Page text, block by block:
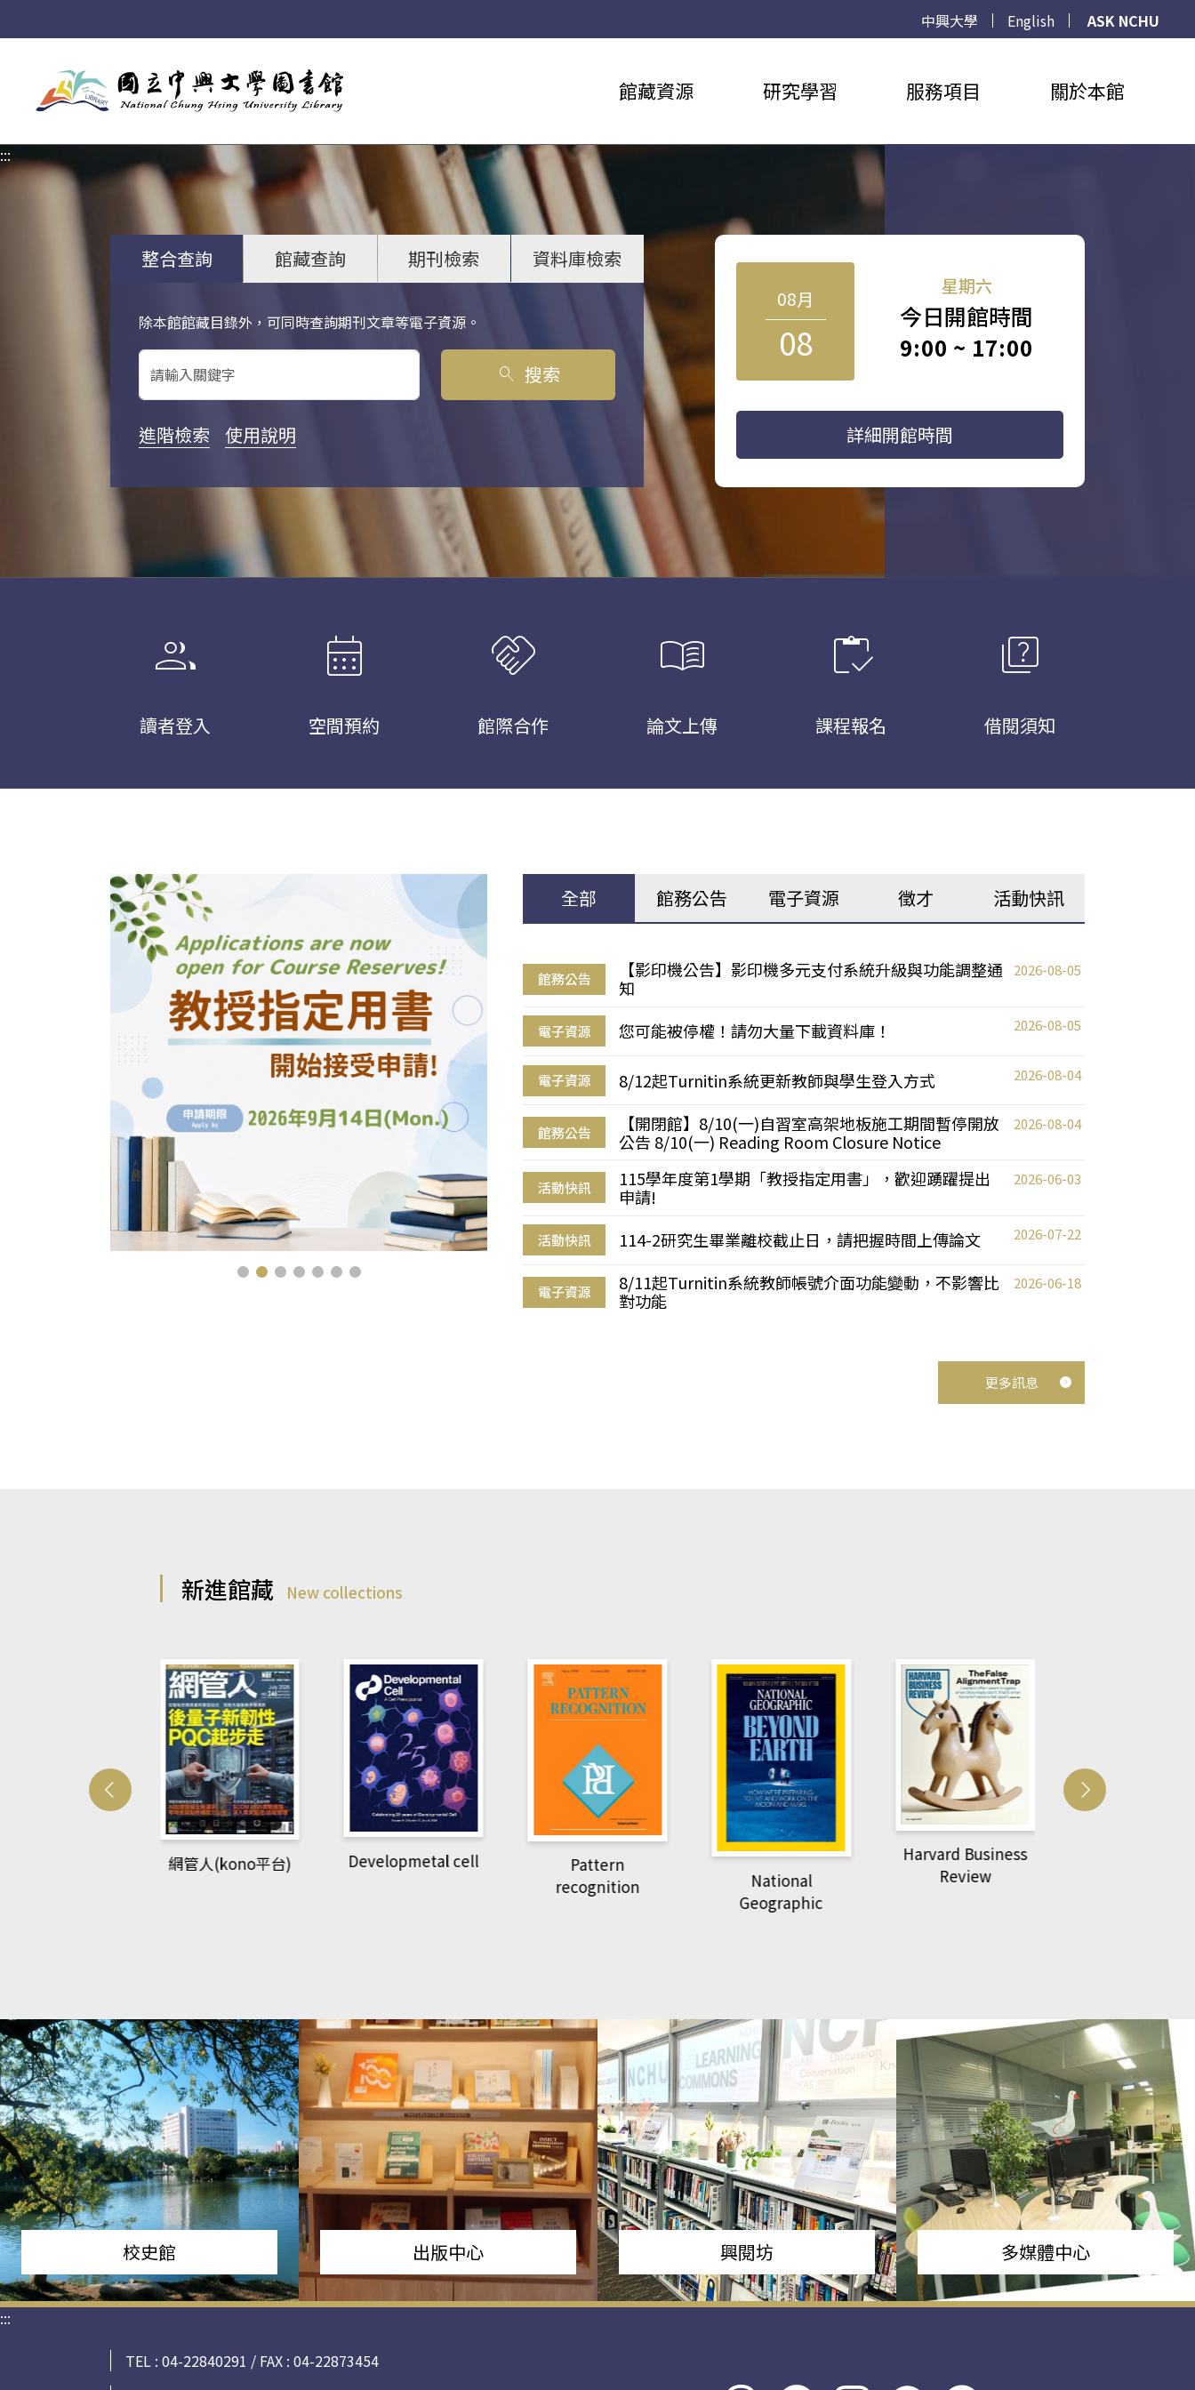
中興大學 English
ASK NCHU
館藏資源 研究學習 服務項目 關於本館
:::
整合查詢 館藏查詢 期刊檢索 資料庫檢索
除本館館藏目錄外，可同時查詢期刊文章等電子資源。
關鍵字搜尋
search 搜索
進階檢索 使用說明
08月
08
星期六
今日開館時間
9:00 ~ 17:00
詳細開館時間
group
讀者登入
calendar_month
空間預約
handshake
館際合作
menu_book
論文上傳
inventory
課程報名
quiz
借閱須知
全部 館務公告 電子資源 徵才 活動快訊
館務公告
【影印機公告】影印機多元支付系統升級與功能調整通
知
2026-08-05
電子資源 您可能被停權！請勿大量下載資料庫！ 2026-08-05
電子資源 8/12起Turnitin系統更新教師與學生登入方式 2026-08-04
館務公告
【開閉館】8/10(一)自習室高架地板施工期間暫停開放
公告 8/10(一) Reading Room Closure Notice
2026-08-04
活動快訊
115學年度第1學期「教授指定用書」，歡迎踴躍提出
申請!
2026-06-03
活動快訊 114-2研究生畢業離校截止日，請把握時間上傳論文 2026-07-22
電子資源
8/11起Turnitin系統教師帳號介面功能變動，不影響比
對功能
2026-06-18
更多訊息
新進館藏 New collections
網管人(kono平台) Developmetal cell
Pattern
recognition
National
Geographic
Harvard Business
Review
校史館 出版中心 興閱坊 多媒體中心
:::
TEL : 04-22840291 / FAX : 04-22873454